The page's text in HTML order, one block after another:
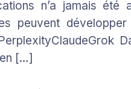
n’a jamais
peuvent
[…]